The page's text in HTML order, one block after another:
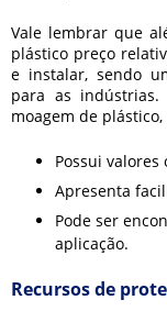
Vale lembrar que
plástico preço
e instalar, sendo
para as
moagem de
Possui
Apresenta
Pode ser
aplicação.
Recursos de